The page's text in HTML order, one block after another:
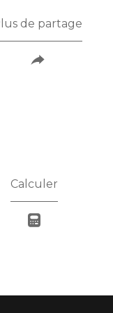
de partage
Calculer